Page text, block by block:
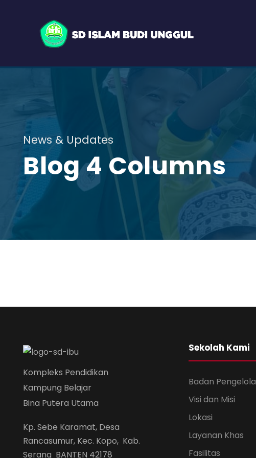
News & Updates
Blog 4 Columns
Kompleks Pendidikan
Kampung Belajar
Bina Putera Utama
Kp. Sebe Karamat, Desa
Rancasumur, Kec. Kopo, Kab.
Serang BANTEN 42178
Sekolah Kami
Badan Pengelola
Visi dan Misi
Lokasi
Layanan Khas
Fasilitas